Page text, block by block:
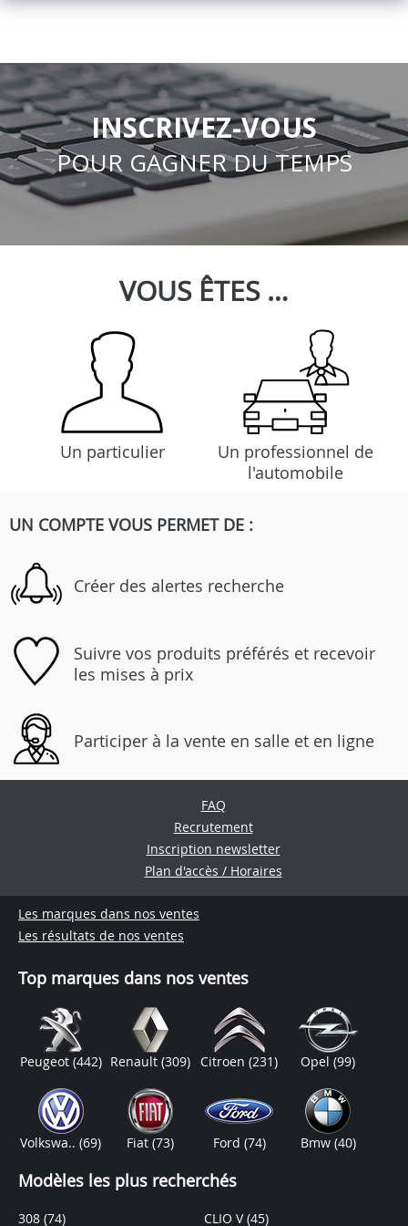
INSCRIVEZ-VOUS
POUR GAGNER DU TEMPS
VOUS ÊTES …
Un particulier
Un professionnel de
l'automobile
UN COMPTE VOUS PERMET DE :
Créer des alertes recherche
Suivre vos produits préférés et recevoir
les mises à prix
Participer à la vente en salle et en ligne
FAQ
Recrutement
Inscription newsletter
Plan d'accès / Horaires
Les marques dans nos ventes
Les résultats de nos ventes
Top marques dans nos ventes
Peugeot (442) Renault (309) Citroen(231) Opel(99)
Volkswa..(69) Fiat (73) Ford (74) Bmw (40)
Modèles les plus recherchés
308 (74) CLIO V(45)